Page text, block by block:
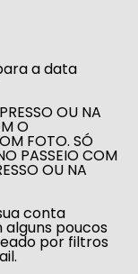
a data
OU NA
O
FOTO. SÓ
PASSEIO COM
OU NA
conta
alguns poucos
por filtros